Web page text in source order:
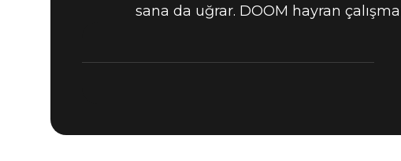
sana da uğrar. DOOM hayran